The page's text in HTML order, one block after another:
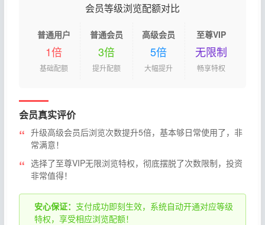
会员等级浏览配额对比
普通用户
1倍
基础配额
普通会员
3倍
提升配额
高级会员
5倍
大幅提升
至尊VIP
无限制
畅享特权
会员真实评价
升级高级会员后浏览次数提升5倍，基本够日常使用了，非
常满意！
选择了至尊VIP无限浏览特权，彻底摆脱了次数限制，投资
非常值得！
安心保证： 支付成功即刻生效，系统自动开通对应等级
特权，享受相应浏览配额！